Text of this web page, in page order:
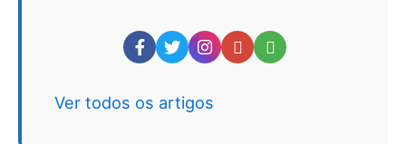
Ver todos os artigos